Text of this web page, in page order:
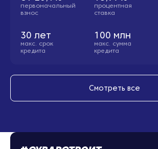
Смотреть все
первоначальный
взнос
процентная
ставка
30 лет
макс. cрок
кредита
100 млн
макс. сумма
кредита